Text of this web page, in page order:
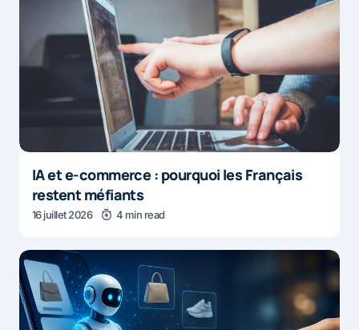
IA et e-commerce : pourquoi les Français
restent méfiants
16 juillet 2026 4 min read